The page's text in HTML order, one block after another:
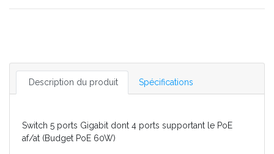
Description du produit Spécifications
Switch 5 ports Gigabit dont 4 ports supportant le PoE
af/at (Budget PoE 60W)